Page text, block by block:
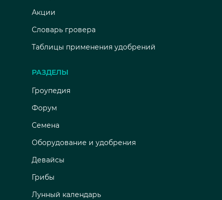
Акции
Словарь гровера
Таблицы применения удобрений
РАЗДЕЛЫ
Гроупедия
Форум
Семена
Оборудование и удобрения
Девайсы
Грибы
Лунный календарь